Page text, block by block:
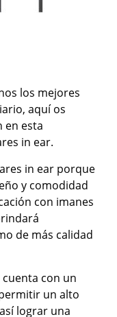
los mejores
aquí os
en esta
in ear.
in ear porque
y comodidad
con imanes
de más calidad
con un
un alto
lograr una